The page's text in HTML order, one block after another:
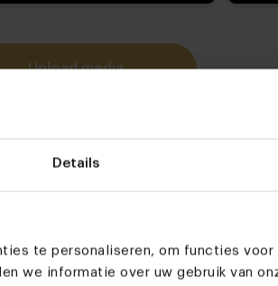
Details
te personaliseren, om functies
we informatie over uw gebruik van
upload media